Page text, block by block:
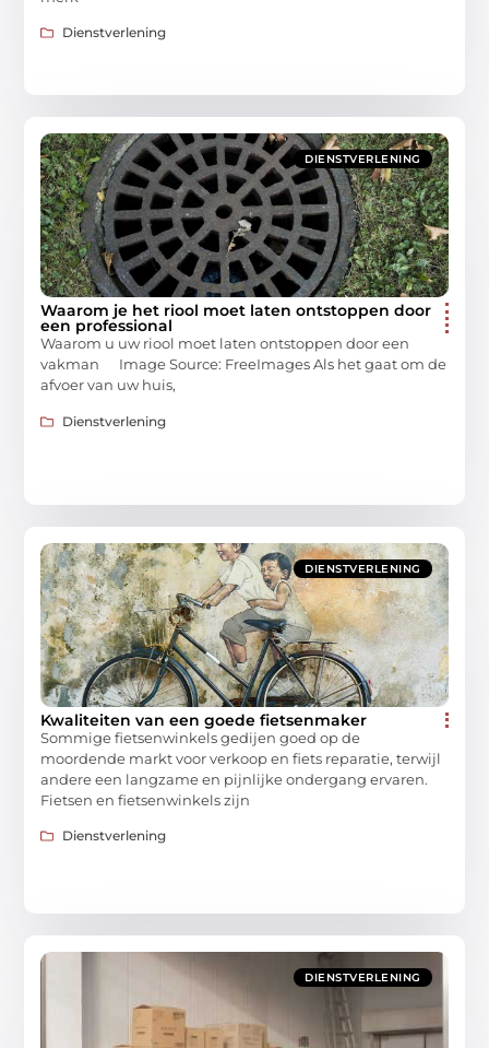
Dienstverlening
DIENSTVERLENING
Waarom je het riool moet laten ontstoppen door
een professional
Waarom u uw riool moet laten ontstoppen door een
vakman ‍ Image Source: FreeImages‍ Als het gaat om de
afvoer van uw huis,
Dienstverlening
DIENSTVERLENING
Kwaliteiten van een goede fietsenmaker
Sommige fietsenwinkels gedijen goed op de
moordende markt voor verkoop en fiets reparatie, terwijl
andere een langzame en pijnlijke ondergang ervaren.
Fietsen en fietsenwinkels zijn
Dienstverlening
DIENSTVERLENING